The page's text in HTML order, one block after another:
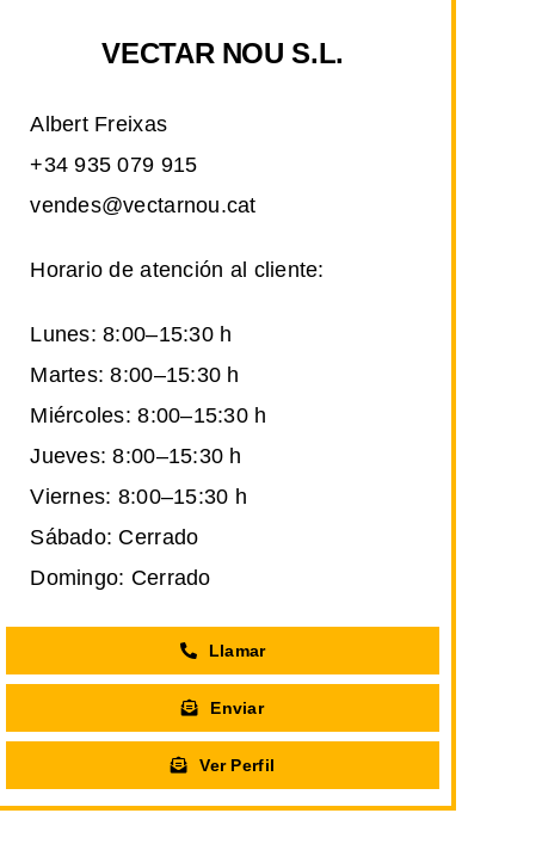
VECTAR NOU S.L.
Albert Freixas
+34 935 079 915
vendes@vectarnou.cat
Horario de atención al cliente:
Lunes: 8:00–15:30 h
Martes: 8:00–15:30 h
Miércoles: 8:00–15:30 h
Jueves: 8:00–15:30 h
Viernes: 8:00–15:30 h
Sábado: Cerrado
Domingo: Cerrado
Llamar
Enviar
Ver Perfil